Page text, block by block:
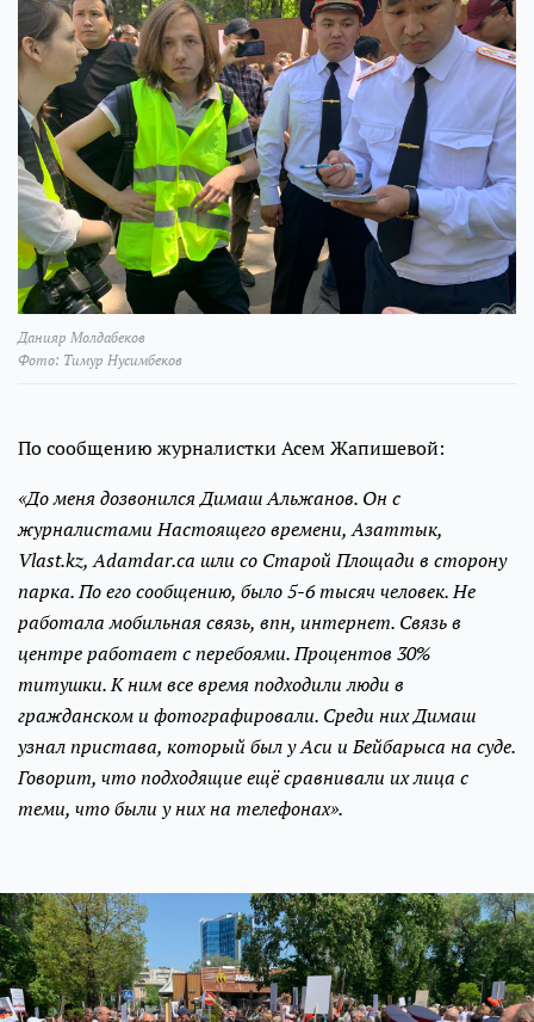
Данияр Молдабеков
Фото: Тимур Нусимбеков
По сообщению журналистки Асем Жапишевой:
«До меня дозвонился Димаш Альжанов. Он с
журналистами Настоящего времени, Азаттык,
Vlast.kz, Adamdar.ca шли со Старой Площади в сторону
парка. По его сообщению, было 5-6 тысяч человек. Не
работала мобильная связь, впн, интернет. Связь в
центре работает с перебоями. Процентов 30%
титушки. К ним все время подходили люди в
гражданском и фотографировали. Среди них Димаш
узнал пристава, который был у Аси и Бейбарыса на суде.
Говорит, что подходящие ещё сравнивали их лица с
теми, что были у них на телефонах».